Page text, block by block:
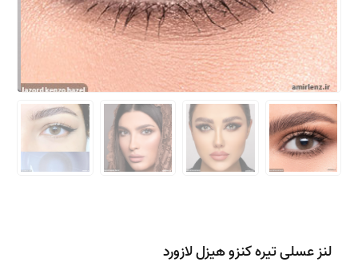
لنز عسلی تیره کنزو هیزل لازورد